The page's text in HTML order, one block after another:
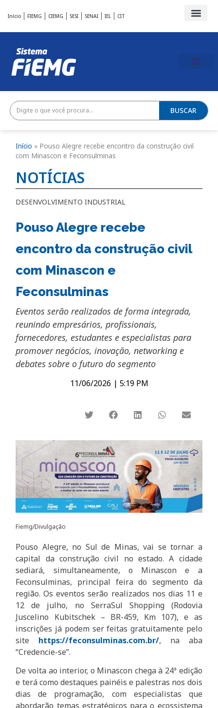
Início FIEMG CIEMG SESI SENAI IEL CIT
BUSCAR
Início » Pouso Alegre recebe encontro da construção civil
com Minascon e Feconsulminas
NOTÍCIAS
DESENVOLVIMENTO INDUSTRIAL
Pouso Alegre recebe
encontro da construção civil
com Minascon e
Feconsulminas
Eventos serão realizados de forma integrada,
reunindo empresários, profissionais,
fornecedores, estudantes e especialistas para
promover negócios, inovação, networking e
debates sobre o futuro do segmento
11/06/2026 | 5:19 PM
Fiemg/Divulgação
Pouso Alegre, no Sul de Minas, vai se tornar a
capital da construção civil no estado. A cidade
sediará, simultaneamente, o Minascon e a
Feconsulminas, principal feira do segmento da
região. Os eventos serão realizados nos dias 11 e
12 de julho, no SerraSul Shopping (Rodovia
Juscelino Kubitschek – BR-459, Km 107), e as
inscrições já podem ser feitas gratuitamente pelo
site https://feconsulminas.com.br/, na aba
“Credencie-se”.
De volta ao interior, o Minascon chega à 24ª edição
e terá como destaques painéis e palestras nos dois
dias de programação, com especialistas que
abordarão temas estratégicos para o ecossistema